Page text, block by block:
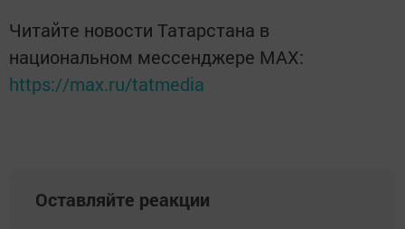
Читайте новости Татарстана в
национальном мессенджере MАХ:
https://max.ru/tatmedia
Оставляйте реакции